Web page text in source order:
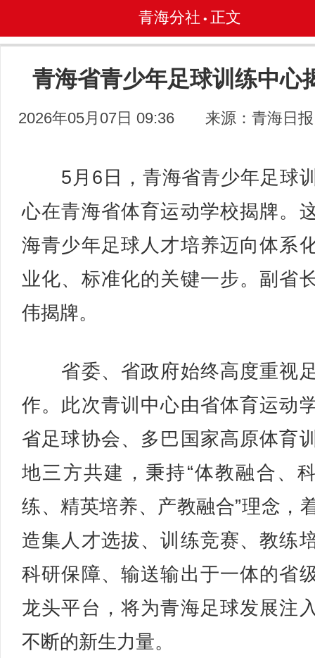
青海分社 • 正文
青海省青少年足球训练中心
2026年05月07日 09:36 来源：青海日报
5月6日，青海省青少年足球
心在青海省体育运动学校揭牌。
海青少年足球人才培养迈向体系
业化、标准化的关键一步。副省
伟揭牌。
省委、省政府始终高度重视
作。此次青训中心由省体育运动
省足球协会、多巴国家高原体育
地三方共建，秉持“体教融合、
练、精英培养、产教融合”理念，
造集人才选拔、训练竞赛、教练
科研保障、输送输出于一体的省
龙头平台，将为青海足球发展注
不断的新生力量。